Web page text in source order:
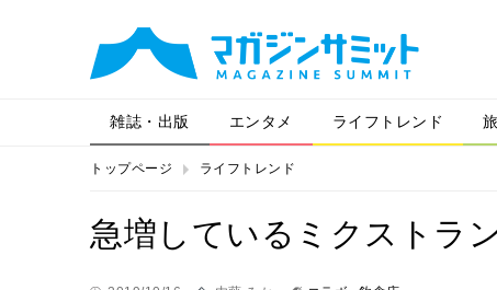
雑誌・出版 エンタメ ライフトレンド
トップページ ライフトレンド
急増しているミクストラ